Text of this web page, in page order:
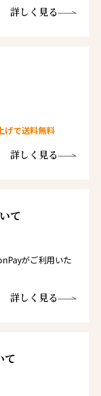
詳しく見る
げで送料無料
詳しく見る
て
がご利用いた
詳しく見る
て